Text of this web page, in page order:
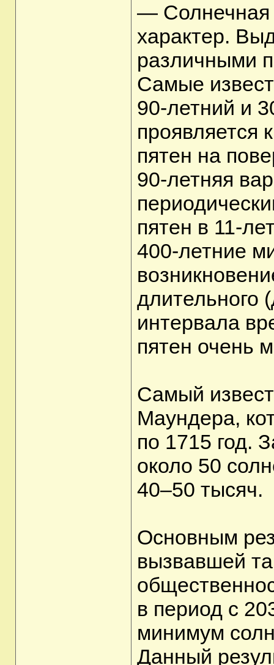
— Солнечная
характер.
различными
Самые
90-летний и
проявляется
пятен на
90-летняя
пятен в 11-
400-летние
длительного
интервала
пятен очень
Самый
Маундера,
по 1715 год.
около 50
40–50 тысяч.
Основным
вызвавшей
в период с
минимум
Данный